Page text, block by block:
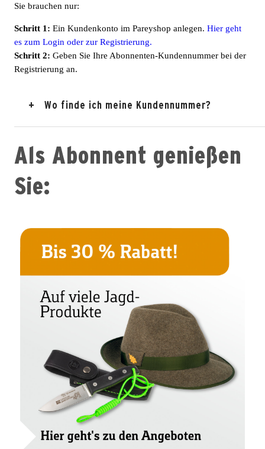
Sie brauchen nur:
Schritt 1: Ein Kundenkonto im Pareyshop anlegen. Hier geht
es zum Login oder zur Registrierung.
Schritt 2: Geben Sie Ihre Abonnenten-Kundennummer bei der
Registrierung an.
Wo finde ich meine Kundennummer?
Als Abonnent genießen
Sie: